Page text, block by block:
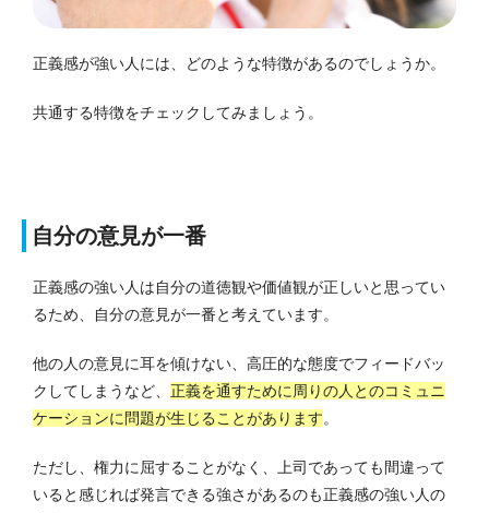
正義感が強い人には、どのような特徴があるのでしょうか。
共通する特徴をチェックしてみましょう。
自分の意見が一番
正義感の強い人は自分の道徳観や価値観が正しいと思ってい
るため、自分の意見が一番と考えています。
他の人の意見に耳を傾けない、高圧的な態度でフィードバッ
クしてしまうなど、 正義を通すために周りの人とのコミュニ
ケーションに問題が生じることがあります。
ただし、権力に屈することがなく、上司であっても間違って
いると感じれば発言できる強さがあるのも正義感の強い人の